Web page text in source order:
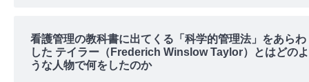
看護管理の教科書に出てくる「科学的管理法」をあらわ
した テイラー（Frederich Winslow Taylor）とはどのよ
うな人物で何をしたのか